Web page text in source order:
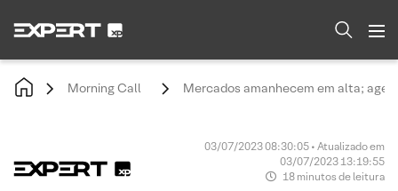
Morning Call Mercados amanhecem em alta;
03/07/2023 08:30:05 • Atualizado em
03/07/2023 13:19:55
18 minutos de leitura